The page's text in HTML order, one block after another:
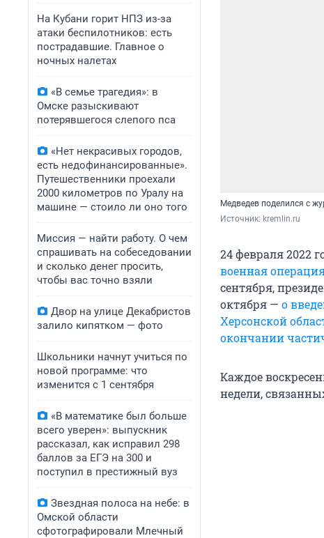
На Кубани горит НПЗ из-за
атаки беспилотников: есть
пострадавшие. Главное о
ночных налетах
«В семье трагедия»: в
Омске разыскивают
потерявшегося слепого пса
«Нет некрасивых городов,
есть недофинансированные».
Путешественники проехали
2000 километров по Уралу на
машине — стоило ли оно того
Миссия — найти работу. О чем
спрашивать на собеседовании
и сколько денег просить,
чтобы вас точно взяли
Двор на улице Декабристов
залило кипятком — фото
Школьники начнут учиться по
новой программе: что
изменится с 1 сентября
«В математике был больше
всего уверен»: выпускник
рассказал, как исправил 298
баллов за ЕГЭ на 300 и
поступил в престижный вуз
Звездная полоса на небе: в
Омской области
сфотографировали Млечный
Медведев поделился с
Источник: kremlin.ru
24 февраля 2022
военная
сентября,
октября — о
Херсонской
окончании
Каждое
недели,